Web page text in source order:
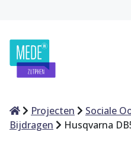
HomeProjecten
Sociale
Bijdragen
Husqvarna